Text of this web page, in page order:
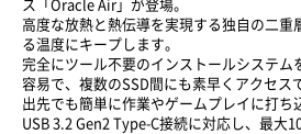
ス「Oracle Air」が登場。
高度な放熱と熱伝導を実現する独自の二重
る温度にキープします。
完全にツール不要のインストールシステム
容易で、複数のSSD間にも素早くアクセス
出先でも簡単に作業やゲームプレイに打ち
USB 3.2 Gen2 Type-C接続に対応し、最大